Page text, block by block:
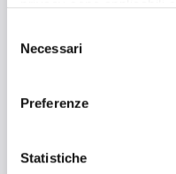
modificare o revocare il
momento dalla
raccogliere
delNecessari
Preferenze
Statistiche